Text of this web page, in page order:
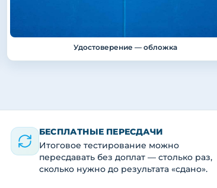
Удостоверение — обложка
БЕСПЛАТНЫЕ ПЕРЕСДАЧИ
Итоговое тестирование можно
пересдавать без доплат — столько раз,
сколько нужно до результата «сдано».